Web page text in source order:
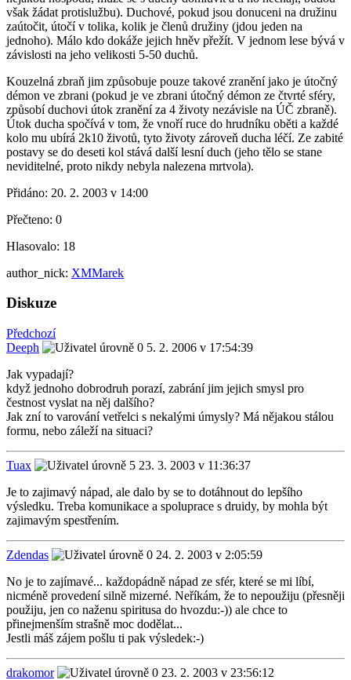
však žádat protislužbu). Duchové, pokud jsou donuceni na družinu
zaútočit, útočí v tolika, kolik je členů družiny (jdou jeden na
jednoho). Málo kdo dokáže jejich hněv přežít. V jednom lese bývá v
závislosti na jeho velikosti 5-50 duchů.
Kouzelná zbraň jim způsobuje pouze takové zranění jako je útočný
démon ve zbrani (pokud je ve zbrani útočný démon ze čtvrté sféry,
způsobí duchovi útok zranění za 4 životy nezávisle na ÚČ zbraně).
Útok ducha spočívá v tom, že vnoří ruce do hrudníku oběti a každé
kolo mu ubírá 2k10 životů, tyto životy zároveň ducha léčí. Ze zabité
postavy se do deseti kol stává další lesní duch (jeho tělo se stane
neviditelné, proto nikdy nebyla nalezena mrtvola).
Přidáno: 20. 2. 2003 v 14:00
Přečteno: 0
Hlasovalo: 18
author_nick: XMMarek
Diskuze
Předchozí
Deeph
5. 2. 2006 v 17:54:39
Jak vypadají?
když jednoho dobrodruh porazí, zabrání jim jejich smysl pro
čestnost vyslat na něj dalšího?
Jak zní to varování vetřelci s nekalými úmysly? Má nějakou stálou
formu, nebo záleží na situaci?
Tuax
23. 3. 2003 v 11:36:37
Je to zajimavý nápad, ale dalo by se to dotáhnout do lepšího
výsledku. Treba komunikace a spoluprace s druidy, by mohla být
zajimavým spestřením.
Zdendas
24. 2. 2003 v 2:05:59
No je to zajímavé... každopádně nápad ze sfér, které se mi líbí,
nicméně provedení silně mizerné. Neříkám, že to nepoužiju (přesněji
použiju, jen co naženu spiritusa do hvozdu:-)) ale chce to
přinejmenším strašně moc dodělat...
Jestli máš zájem pošlu ti pak výsledek:-)
drakomor
23. 2. 2003 v 23:56:12